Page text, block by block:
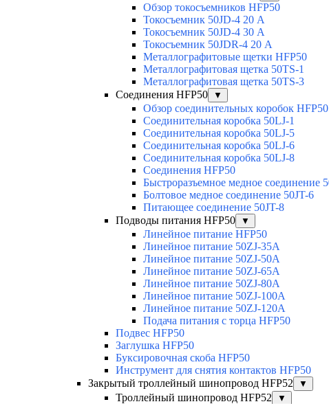
Обзор токосъемников HFP50
Токосъемник 50JD-4 20 А
Токосъемник 50JD-4 30 А
Токосъемник 50JDR-4 20 А
Металлографитовые щетки HFP50
Металлографитовая щетка 50TS-1
Металлографитовая щетка 50TS-3
Соединения HFP50
▼
Обзор соединительных коробок HFP50
Соединительная коробка 50LJ-1
Соединительная коробка 50LJ-5
Соединительная коробка 50LJ-6
Соединительная коробка 50LJ-8
Соединения HFP50
Быстроразъемное медное соединение
Болтовое медное соединение 50JT-6
Питающее соединение 50JT-8
Подводы питания HFP50
▼
Линейное питание HFP50
Линейное питание 50ZJ-35A
Линейное питание 50ZJ-50A
Линейное питание 50ZJ-65A
Линейное питание 50ZJ-80A
Линейное питание 50ZJ-100A
Линейное питание 50ZJ-120A
Подача питания с торца HFP50
Подвес HFP50
Заглушка HFP50
Буксировочная скоба HFP50
Инструмент для снятия контактов HFP50
Закрытый троллейный шинопровод HFP52
▼
Троллейный шинопровод HFP52 ▼